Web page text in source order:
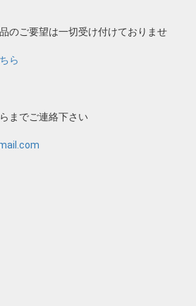
のご要望は一切受け付けておりませ
ら
までご連絡下さい